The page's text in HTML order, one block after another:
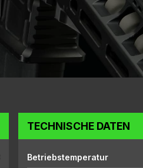
TECHNISCHE DATEN
Betriebstemperatur